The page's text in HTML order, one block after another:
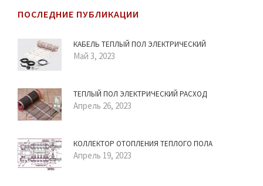
ПОСЛЕДНИЕ ПУБЛИКАЦИИ
КАБЕЛЬ ТЕПЛЫЙ ПОЛ ЭЛЕКТРИЧЕСКИЙ
Май 3, 2023
ТЕПЛЫЙ ПОЛ ЭЛЕКТРИЧЕСКИЙ РАСХОД
Апрель 26, 2023
КОЛЛЕКТОР ОТОПЛЕНИЯ ТЕПЛОГО ПОЛА
Апрель 19, 2023